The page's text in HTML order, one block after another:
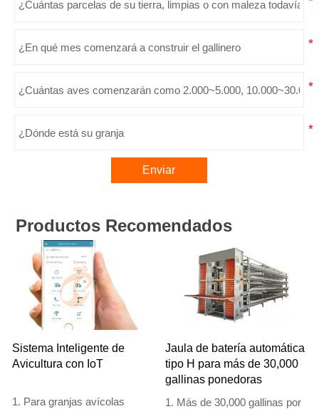
Enviar
Productos Recomendados
Sistema Inteligente de
Avicultura con IoT
1. Para granjas avícolas
Jaula de batería automática
tipo H para más de 30,000
gallinas ponedoras
1. Más de 30,000 gallinas por